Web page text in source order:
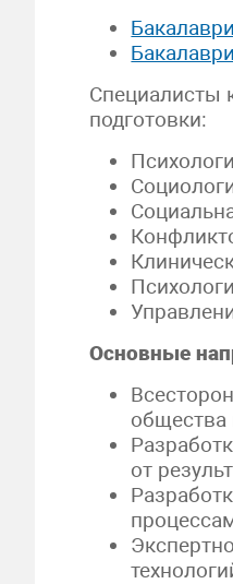
Специалисты
подготовки:
Основные
общества
от